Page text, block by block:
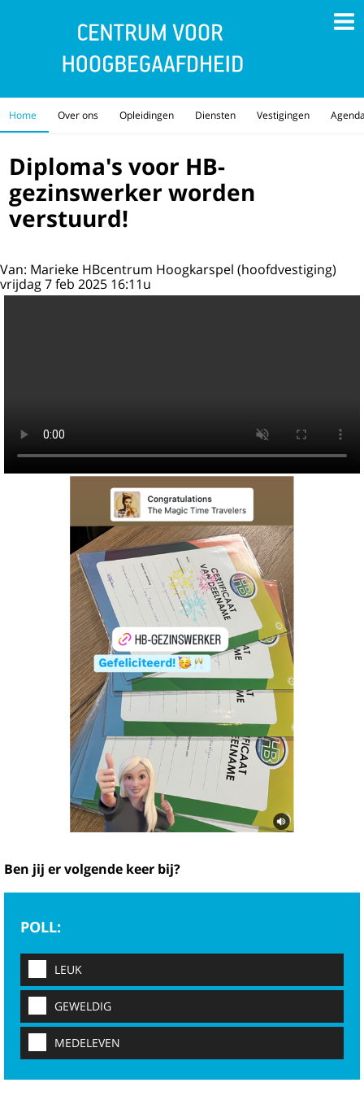
Home Over ons Opleidingen Diensten Vestigingen
Diploma's voor HB-
gezinswerker worden
verstuurd!
Van: Marieke HBcentrum Hoogkarspel (hoofdvestiging)
vrijdag 7 feb 2025 16:11u
Ben jij er volgende keer bij?
POLL:
LEUK
GEWELDIG
MEDELEVEN